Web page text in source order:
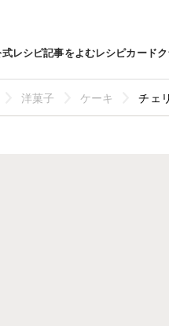
式レシピ記事をよむレシピカード
洋菓子 ケーキ チェ